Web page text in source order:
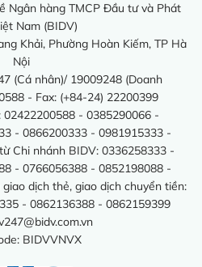
Ngân hàng TMCP Đầu tư và Phát
Nam (BIDV)
Khải, Phường Hoàn Kiếm, TP Hà
Nội
(Cá nhân)/ 19009248 (Doanh
- Fax: (+84-24) 22200399
02422200588 - 0385290066 -
- 0866200333 - 0981915333 -
Chi nhánh BIDV: 0336258333 -
- 0766056388 - 0852198088 -
dịch thẻ, giao dịch chuyển tiền:
- 0862136388 - 0862159399
BIDVVNVX